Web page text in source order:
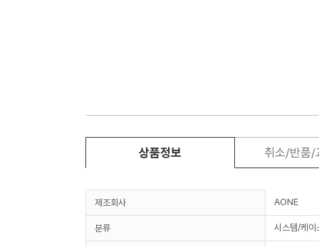
상품정보 취소/반품/
제조회사 AONE
분류 시스템/케이